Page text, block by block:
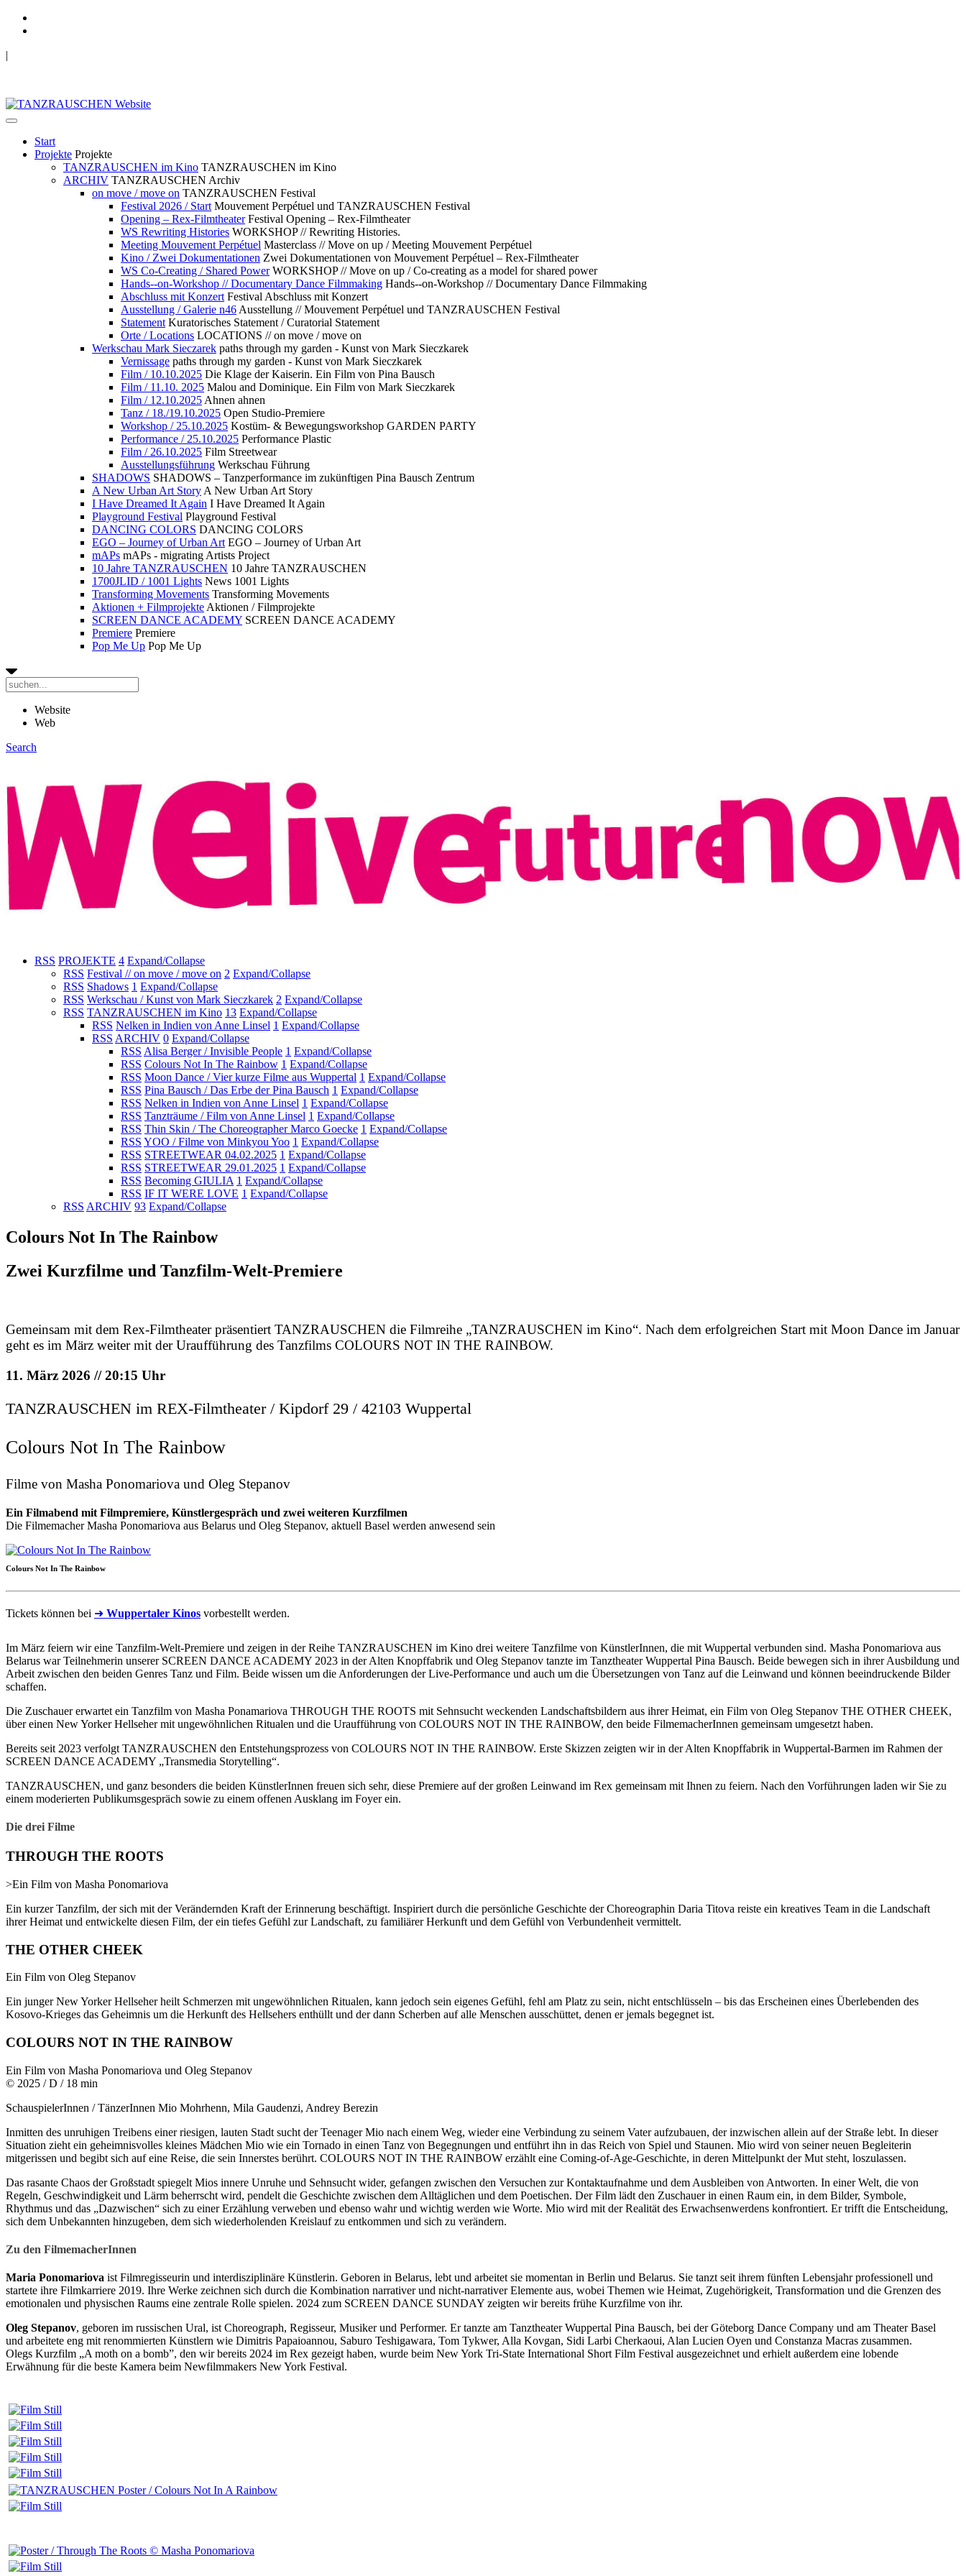
|
Start
Projekte Projekte
TANZRAUSCHEN im Kino TANZRAUSCHEN im Kino
ARCHIV TANZRAUSCHEN Archiv
on move / move on TANZRAUSCHEN Festival
Festival 2026 / Start Mouvement Perpétuel und TANZRAUSCHEN Festival
Opening – Rex-Filmtheater Festival Opening – Rex-Filmtheater
WS Rewriting Histories WORKSHOP // Rewriting Histories.
Meeting Mouvement Perpétuel Masterclass // Move on up / Meeting Mouvement Perpétuel
Kino / Zwei Dokumentationen Zwei Dokumentationen von Mouvement Perpétuel – Rex-Filmtheater
WS Co-Creating / Shared Power WORKSHOP // Move on up / Co-creating as a model for shared power
Hands--on-Workshop // Documentary Dance Filmmaking Hands--on-Workshop // Documentary Dance Filmmaking
Abschluss mit Konzert Festival Abschluss mit Konzert
Ausstellung / Galerie n46 Ausstellung // Mouvement Perpétuel und TANZRAUSCHEN Festival
Statement Kuratorisches Statement / Curatorial Statement
Orte / Locations LOCATIONS // on move / move on
Werkschau Mark Sieczarek paths through my garden - Kunst von Mark Sieczkarek
Vernissage paths through my garden - Kunst von Mark Sieczkarek
Film / 10.10.2025 Die Klage der Kaiserin. Ein Film von Pina Bausch
Film / 11.10. 2025 Malou and Dominique. Ein Film von Mark Sieczkarek
Film / 12.10.2025 Ahnen ahnen
Tanz / 18./19.10.2025 Open Studio-Premiere
Workshop / 25.10.2025 Kostüm- & Bewegungsworkshop GARDEN PARTY
Performance / 25.10.2025 Performance Plastic
Film / 26.10.2025 Film Streetwear
Ausstellungsführung Werkschau Führung
SHADOWS SHADOWS – Tanzperformance im zukünftigen Pina Bausch Zentrum
A New Urban Art Story A New Urban Art Story
I Have Dreamed It Again I Have Dreamed It Again
Playground Festival Playground Festival
DANCING COLORS DANCING COLORS
EGO – Journey of Urban Art EGO – Journey of Urban Art
mAPs mAPs - migrating Artists Project
10 Jahre TANZRAUSCHEN 10 Jahre TANZRAUSCHEN
1700JLID / 1001 Lights News 1001 Lights
Transforming Movements Transforming Movements
Aktionen + Filmprojekte Aktionen / Filmprojekte
SCREEN DANCE ACADEMY SCREEN DANCE ACADEMY
Premiere Premiere
Pop Me Up Pop Me Up
Website
Web
Search
RSS PROJEKTE 4 Expand/Collapse
RSS Festival // on move / move on 2 Expand/Collapse
RSS Shadows 1 Expand/Collapse
RSS Werkschau / Kunst von Mark Sieczkarek 2 Expand/Collapse
RSS TANZRAUSCHEN im Kino 13 Expand/Collapse
RSS Nelken in Indien von Anne Linsel 1 Expand/Collapse
RSS ARCHIV 0 Expand/Collapse
RSS Alisa Berger / Invisible People 1 Expand/Collapse
RSS Colours Not In The Rainbow 1 Expand/Collapse
RSS Moon Dance / Vier kurze Filme aus Wuppertal 1 Expand/Collapse
RSS Pina Bausch / Das Erbe der Pina Bausch 1 Expand/Collapse
RSS Nelken in Indien von Anne Linsel 1 Expand/Collapse
RSS Tanzträume / Film von Anne Linsel 1 Expand/Collapse
RSS Thin Skin / The Choreographer Marco Goecke 1 Expand/Collapse
RSS YOO / Filme von Minkyou Yoo 1 Expand/Collapse
RSS STREETWEAR 04.02.2025 1 Expand/Collapse
RSS STREETWEAR 29.01.2025 1 Expand/Collapse
RSS Becoming GIULIA 1 Expand/Collapse
RSS IF IT WERE LOVE 1 Expand/Collapse
RSS ARCHIV 93 Expand/Collapse
Colours Not In The Rainbow
Zwei Kurzfilme und Tanzfilm-Welt-Premiere
Gemeinsam mit dem Rex-Filmtheater präsentiert TANZRAUSCHEN die Filmreihe „TANZRAUSCHEN im Kino“. Nach dem erfolgreichen Start mit Moon Dance im Januar
geht es im März weiter mit der Uraufführung des Tanzfilms COLOURS NOT IN THE RAINBOW.
11. März 2026 // 20:15 Uhr
TANZRAUSCHEN im REX-Filmtheater / Kipdorf 29 / 42103 Wuppertal
Colours Not In The Rainbow
Filme von Masha Ponomariova und Oleg Stepanov
Ein Filmabend mit Filmpremiere, Künstlergespräch und zwei weiteren Kurzfilmen
Die Filmemacher Masha Ponomariova aus Belarus und Oleg Stepanov, aktuell Basel werden anwesend sein
Colours Not In The Rainbow
Tickets können bei ➜ Wuppertaler Kinos vorbestellt werden.
Im März feiern wir eine Tanzfilm-Welt-Premiere und zeigen in der Reihe TANZRAUSCHEN im Kino drei weitere Tanzfilme von KünstlerInnen, die mit Wuppertal verbunden sind. Masha Ponomariova aus
Belarus war Teilnehmerin unserer SCREEN DANCE ACADEMY 2023 in der Alten Knopffabrik und Oleg Stepanov tanzte im Tanztheater Wuppertal Pina Bausch. Beide bewegen sich in ihrer Ausbildung und
Arbeit zwischen den beiden Genres Tanz und Film. Beide wissen um die Anforderungen der Live-Performance und auch um die Übersetzungen von Tanz auf die Leinwand und können beeindruckende Bilder
schaffen.
Die Zuschauer erwartet ein Tanzfilm von Masha Ponamariova THROUGH THE ROOTS mit Sehnsucht weckenden Landschaftsbildern aus ihrer Heimat, ein Film von Oleg Stepanov THE OTHER CHEEK,
über einen New Yorker Hellseher mit ungewöhnlichen Ritualen und die Uraufführung von COLOURS NOT IN THE RAINBOW, den beide FilmemacherInnen gemeinsam umgesetzt haben.
Bereits seit 2023 verfolgt TANZRAUSCHEN den Entstehungsprozess von COLOURS NOT IN THE RAINBOW. Erste Skizzen zeigten wir in der Alten Knopffabrik in Wuppertal-Barmen im Rahmen der
SCREEN DANCE ACADEMY „Transmedia Storytelling“.
TANZRAUSCHEN, und ganz besonders die beiden KünstlerInnen freuen sich sehr, diese Premiere auf der großen Leinwand im Rex gemeinsam mit Ihnen zu feiern. Nach den Vorführungen laden wir Sie zu
einem moderierten Publikumsgespräch sowie zu einem offenen Ausklang im Foyer ein.
Die drei Filme
THROUGH THE ROOTS
>Ein Film von Masha Ponomariova
Ein kurzer Tanzfilm, der sich mit der Verändernden Kraft der Erinnerung beschäftigt. Inspiriert durch die persönliche Geschichte der Choreographin Daria Titova reiste ein kreatives Team in die Landschaft
ihrer Heimat und entwickelte diesen Film, der ein tiefes Gefühl zur Landschaft, zu familiärer Herkunft und dem Gefühl von Verbundenheit vermittelt.
THE OTHER CHEEK
Ein Film von Oleg Stepanov
Ein junger New Yorker Hellseher heilt Schmerzen mit ungewöhnlichen Ritualen, kann jedoch sein eigenes Gefühl, fehl am Platz zu sein, nicht entschlüsseln – bis das Erscheinen eines Überlebenden des
Kosovo-Krieges das Geheimnis um die Herkunft des Hellsehers enthüllt und der dann Scherben auf alle Menschen ausschüttet, denen er jemals begegnet ist.
COLOURS NOT IN THE RAINBOW
Ein Film von Masha Ponomariova und Oleg Stepanov
© 2025 / D / 18 min
SchauspielerInnen / TänzerInnen Mio Mohrhenn, Mila Gaudenzi, Andrey Berezin
Inmitten des unruhigen Treibens einer riesigen, lauten Stadt sucht der Teenager Mio nach einem Weg, wieder eine Verbindung zu seinem Vater aufzubauen, der inzwischen allein auf der Straße lebt. In dieser
Situation zieht ein geheimnisvolles kleines Mädchen Mio wie ein Tornado in einen Tanz von Begegnungen und entführt ihn in das Reich von Spiel und Staunen. Mio wird von seiner neuen Begleiterin
mitgerissen und begibt sich auf eine Reise, die sein Innerstes berührt. COLOURS NOT IN THE RAINBOW erzählt eine Coming-of-Age-Geschichte, in deren Mittelpunkt der Mut steht, loszulassen.
Das rasante Chaos der Großstadt spiegelt Mios innere Unruhe und Sehnsucht wider, gefangen zwischen den Versuchen zur Kontaktaufnahme und dem Ausbleiben von Antworten. In einer Welt, die von
Regeln, Geschwindigkeit und Lärm beherrscht wird, pendelt die Geschichte zwischen dem Alltäglichen und dem Poetischen. Der Film lädt den Zuschauer in einen Raum ein, in dem Bilder, Symbole,
Rhythmus und das „Dazwischen“ sich zu einer Erzählung verweben und ebenso wahr und wichtig werden wie Worte. Mio wird mit der Realität des Erwachsenwerdens konfrontiert. Er trifft die Entscheidung,
sich dem Unbekannten hinzugeben, dem sich wiederholenden Kreislauf zu entkommen und sich zu verändern.
Zu den FilmemacherInnen
Maria Ponomariova ist Filmregisseurin und interdisziplinäre Künstlerin. Geboren in Belarus, lebt und arbeitet sie momentan in Berlin und Belarus. Sie tanzt seit ihrem fünften Lebensjahr professionell und
startete ihre Filmkarriere 2019. Ihre Werke zeichnen sich durch die Kombination narrativer und nicht-narrativer Elemente aus, wobei Themen wie Heimat, Zugehörigkeit, Transformation und die Grenzen des
emotionalen und physischen Raums eine zentrale Rolle spielen. 2024 zum SCREEN DANCE SUNDAY zeigten wir bereits frühe Kurzfilme von ihr.
Oleg Stepanov, geboren im russischen Ural, ist Choreograph, Regisseur, Musiker und Performer. Er tanzte am Tanztheater Wuppertal Pina Bausch, bei der Göteborg Dance Company und am Theater Basel
und arbeitete eng mit renommierten Künstlern wie Dimitris Papaioannou, Saburo Teshigawara, Tom Tykwer, Alla Kovgan, Sidi Larbi Cherkaoui, Alan Lucien Oyen und Constanza Macras zusammen.
Olegs Kurzfilm „A moth on a bomb”, den wir bereits 2024 im Rex gezeigt haben, wurde beim New York Tri-State International Short Film Festival ausgezeichnet und erhielt außerdem eine lobende
Erwähnung für die beste Kamera beim Newfilmmakers New York Festival.